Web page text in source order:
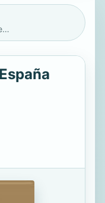
El desarrollo de la España contemporánea